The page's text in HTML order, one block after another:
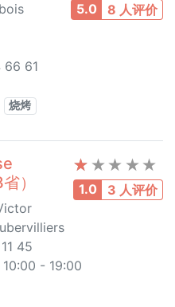
5.0 8 人评价
66 61
烧烤
1.0 3 人评价
）
45
10:00 - 19:00